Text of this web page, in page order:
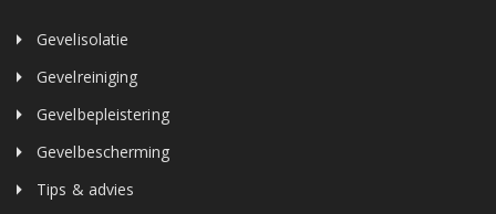
Gevelisolatie
Gevelreiniging
Gevelbepleistering
Gevelbescherming
Tips & advies